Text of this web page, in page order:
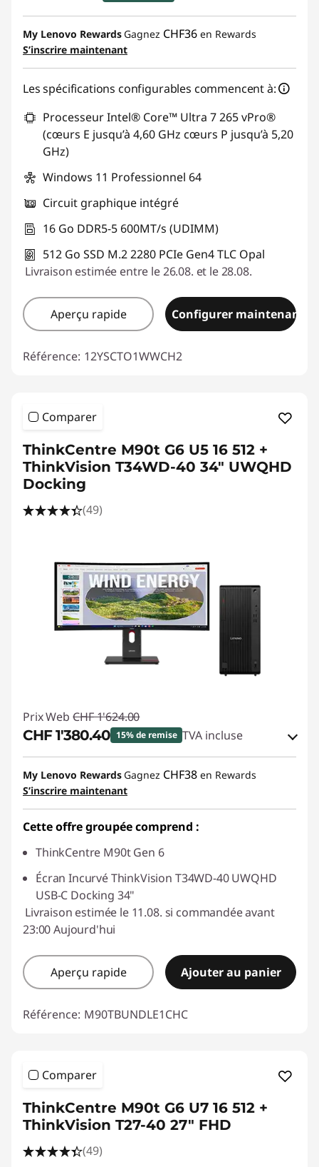
Bons de réduction en ligne :-CHF 176.28
Code de réduction :
My Lenovo Rewards Gagnez CHF36 en Rewards
S’inscrire maintenant
Les spécifications configurables commencent à:
Processeur Intel® Core™ Ultra 7 265 vPro®
(cœurs E jusqu’à 4,60 GHz cœurs P jusqu’à 5,20
GHz)
Windows 11 Professionnel 64
Circuit graphique intégré
16 Go DDR5-5 600MT/s (UDIMM)
512 Go SSD M.2 2280 PCIe Gen4 TLC Opal
Livraison estimée entre le 26.08. et le 28.08.
Aperçu rapide Configurer maintenant
Référence: 12YSCTO1WWCH2
Comparer
ThinkCentre M90t G6 U5 16 512 +
ThinkVision T34WD-40 34" UWQHD
Docking
(49)
Prix Web CHF 1'624.00
CHF 1'380.40 15% de remise TVA incluse
Bons de réduction en ligne :-CHF 243.60
Code de réduction :
My Lenovo Rewards Gagnez CHF38 en Rewards
S’inscrire maintenant
Cette offre groupée comprend :
ThinkCentre M90t Gen 6
Écran Incurvé ThinkVision T34WD-40 UWQHD
USB-C Docking 34"
Livraison estimée le 11.08. si commandée avant
23:00 Aujourd'hui
Aperçu rapide Ajouter au panier
Référence: M90TBUNDLE1CHC
Comparer
ThinkCentre M90t G6 U7 16 512 +
ThinkVision T27-40 27" FHD
(49)